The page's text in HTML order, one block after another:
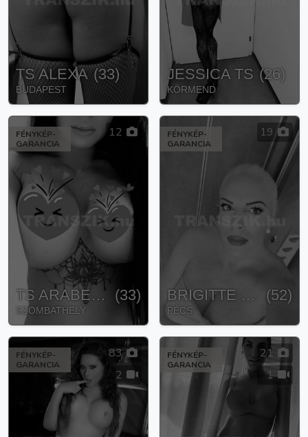
TS ALEXA (33)
BUDAPEST
JESSICA TS (26)
KÖRMEND
FÉNYKÉP-
GARANCIA
12
TS ARABELLA (33)
SZOMBATHELY
FÉNYKÉP-
GARANCIA
19
BRIGITTE TRANSZSZEXUÁLIS (52)
PÉCS
FÉNYKÉP-
GARANCIA
83
2
FÉNYKÉP-
GARANCIA
21
1